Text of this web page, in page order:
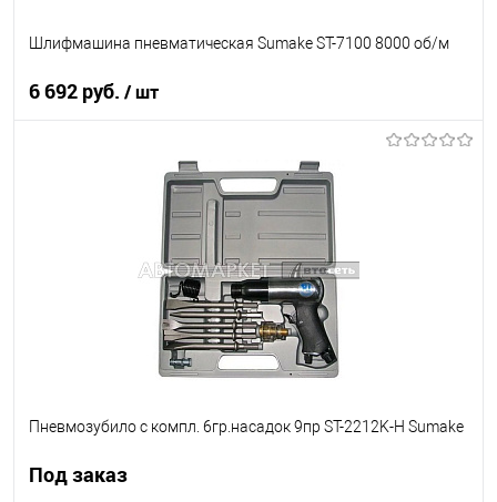
Шлифмашина пневматическая Sumake ST-7100 8000 об/м
6 692 руб. / шт
В наличии
Пневмозубило с компл. 6гр.насадок 9пр ST-2212K-H Sumake
Под заказ